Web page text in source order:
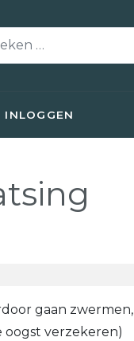
INLOGGEN
gaan
oogst verzekeren)